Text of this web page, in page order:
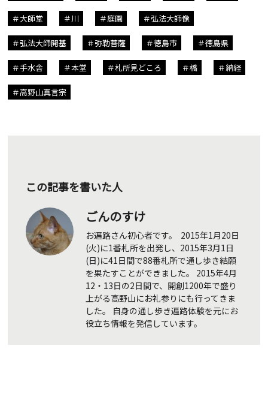
大師堂 川 庭園 弘法大師像
弘法大師開基 弥勒菩薩 徳島市 徳島県
手水舎 本堂 札所見どころ 橋 納経
高野山真言宗
この記事を書いた人
ごんのすけ
お遍路さん初心者です。 2015年1月20日
(火)に1番札所を出発し、2015年3月1日
(日)に41日間で88番札所で通し歩き結願
を果たすことができました。 2015年4月
12・13日の2日間で、開創1200年で盛り
上がる高野山にお礼参りにも行ってきま
した。 自身の通し歩き遍路体験を元にお
役立ち情報を発信しています。